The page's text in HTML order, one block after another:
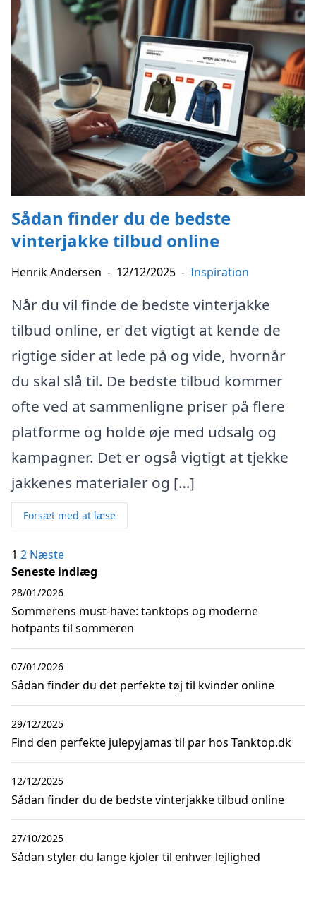
Sådan finder du de bedste
vinterjakke tilbud online
Henrik Andersen - 12/12/2025 - Inspiration
Når du vil finde de bedste vinterjakke
tilbud online, er det vigtigt at kende de
rigtige sider at lede på og vide, hvornår
du skal slå til. De bedste tilbud kommer
ofte ved at sammenligne priser på flere
platforme og holde øje med udsalg og
kampagner. Det er også vigtigt at tjekke
jakkenes materialer og […]
Forsæt med at læse
Indlægsinddeling
1 2 Næste
Seneste indlæg
Sommerens must-have: tanktops og moderne
hotpants til sommeren
28/01/2026
Sådan finder du det perfekte tøj til kvinder online
07/01/2026
Find den perfekte julepyjamas til par hos Tanktop.dk
29/12/2025
Sådan finder du de bedste vinterjakke tilbud online
12/12/2025
Sådan styler du lange kjoler til enhver lejlighed
27/10/2025